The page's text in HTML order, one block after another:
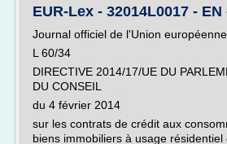
EUR-Lex - 32014L0017 -
Journal officiel de l'Union européenne
L 60/34
DIRECTIVE 2014/17/UE DU
DU CONSEIL
du 4 février 2014
sur les contrats de crédit aux
biens immobiliers à usage